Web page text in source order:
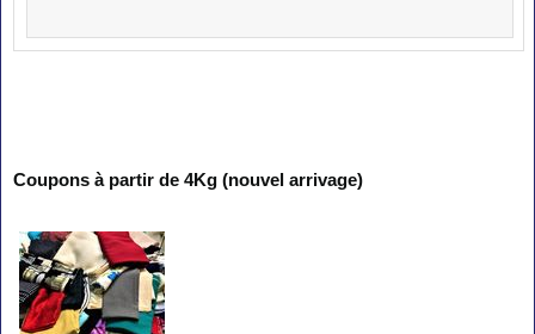
Coupons à partir de 4Kg (nouvel arrivage)